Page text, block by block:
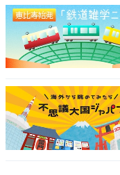
Dell「S2721QS」